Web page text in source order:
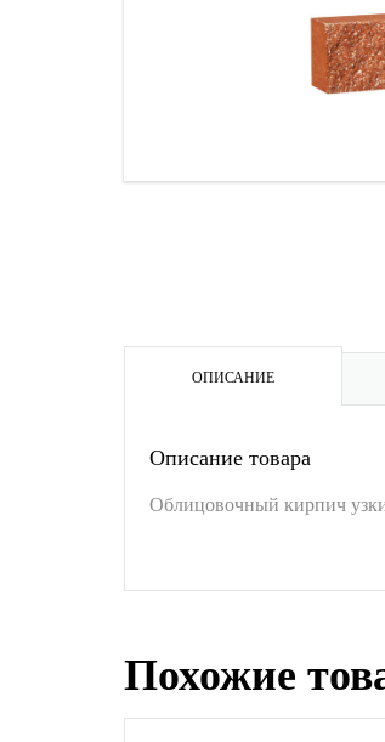
ОПИСАНИЕ
Описание товара
Облицовочный кирпич
Похожие